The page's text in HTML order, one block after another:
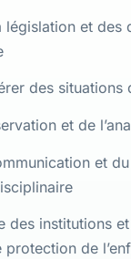
législation et des
des situations
et de
et
des institutions
de